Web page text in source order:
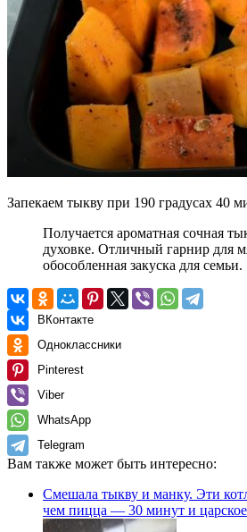
Запекаем тыкву при 190 градусах 40
Получается ароматная сочная
духовке. Отличный гарнир для
обособленная закуска для семьи.
ВКонтакте
Одноклассники
Pinterest
Viber
WhatsApp
Telegram
Вам также может быть интересно:
Смешала тыкву и манку. Эти
чем пицца — 30 минут и